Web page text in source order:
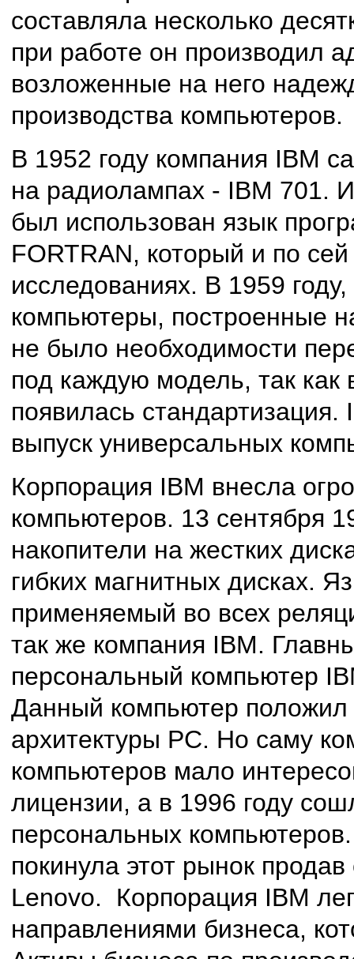
составляла несколько
при работе он производил
возложенные на него
производства компьютеров.
В 1952 году компания IBM
на радиолампах - IBM 701.
был использован язык
FORTRAN, который и по
исследованиях. В 1959
компьютеры, построенные
не было необходимости
под каждую модель, так как
появилась
выпуск универсальных
Корпорация IBM внесла
компьютеров. 13 сентября
накопители на жестких
гибких магнитных дисках.
применяемый во всех
так же компания IBM.
персональный компьютер
Данный компьютер положил
архитектуры РС. Но саму
компьютеров мало
лицензии, а в 1996 году
персональных
покинула этот рынок
Lenovo. Корпорация IBM
направлениями бизнеса,